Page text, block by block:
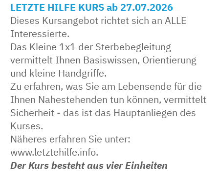
LETZTE HILFE KURS ab 27.07.2026
Dieses Kursangebot richtet sich an ALLE
Interessierte.
Das Kleine 1x1 der Sterbebegleitung
vermittelt Ihnen Basiswissen, Orientierung
und kleine Handgriffe.
Zu erfahren, was Sie am Lebensende für die
Ihnen Nahestehenden tun können, vermittelt
Sicherheit - das ist das Hauptanliegen des
Kurses.
Näheres erfahren Sie unter:
www.letztehilfe.info.
Der Kurs besteht aus vier Einheiten